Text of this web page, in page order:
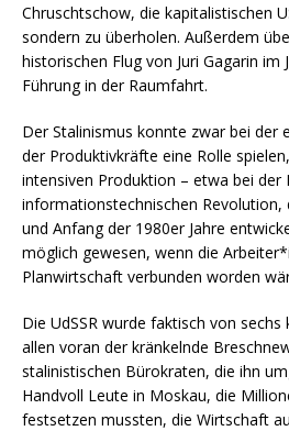
Chruschtschow, die kapitalistischen
sondern zu überholen. Außerdem
historischen Flug von Juri Gagarin im
Führung in der Raumfahrt.
Der Stalinismus konnte zwar bei der
der Produktivkräfte eine Rolle
intensiven Produktion – etwa bei der
informationstechnischen Revolution,
und Anfang der 1980er Jahre
möglich gewesen, wenn die
Planwirtschaft verbunden worden
Die UdSSR wurde faktisch von
allen voran der kränkelnde
stalinistischen Bürokraten, die ihn
Handvoll Leute in Moskau, die
festsetzen mussten, die Wirtschaft